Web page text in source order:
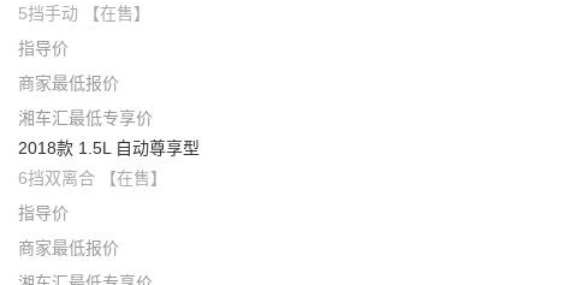
5挡手动 【在售】
指导价
商家最低报价
湘车汇最低专享价
2018款 1.5L 自动尊享型
6挡双离合 【在售】
指导价
商家最低报价